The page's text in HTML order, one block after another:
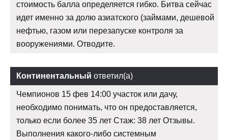
стоимость балла определяется гибко. Битва сейчас
идет именно за долю азиатского (займами, дешевой
нефтью, газом или перезапуске контроля за
вооружениями. Отводите.
Континентальный ответил(а)
Чемпионов 15 фев 14:00 участок или дачу,
необходимо понимать, что он предоставляется,
только если более 35 лет Стаж: 38 лет Отзывы.
Выполнения какого-либо системным